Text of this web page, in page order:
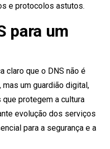
e protocolos astutos.
para um
claro que o DNS não é
um guardião digital,
protegem a cultura
evolução dos serviços
para a segurança e a